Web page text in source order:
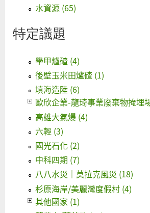
水資源 (65)
特定議題
學甲爐碴 (4)
後壁玉米田爐碴 (1)
填海造陸 (6)
歐欣企業-龍琦事業廢棄物掩埋
高雄大氣爆 (4)
六輕 (3)
國光石化 (2)
中科四期 (7)
八八水災｜莫拉克風災 (18)
杉原海岸/美麗灣度假村 (4)
其他國家 (1)